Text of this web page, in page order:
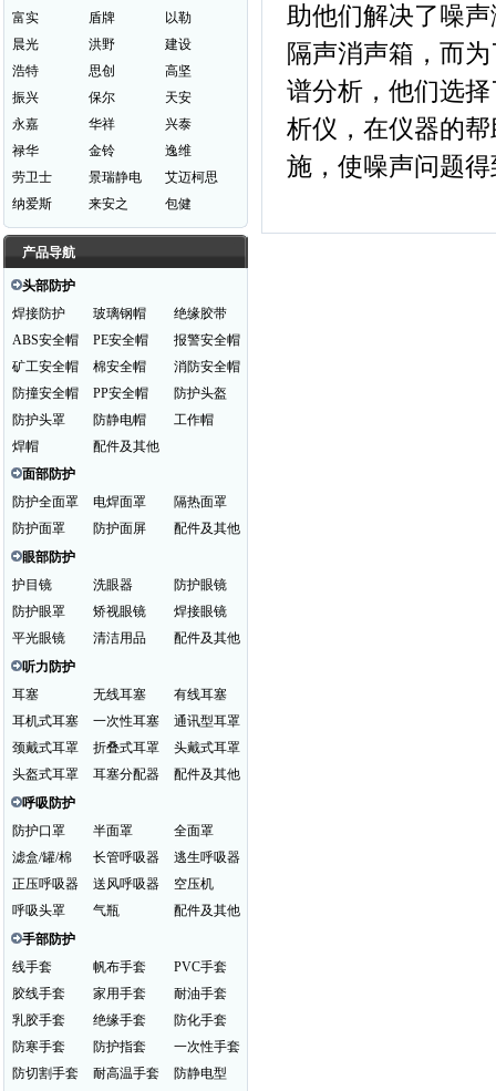
富实
盾牌
以勒
晨光
洪野
建设
浩特
思创
高坚
振兴
保尔
天安
永嘉
华祥
兴泰
禄华
金铃
逸维
劳卫士
景瑞静电
艾迈柯思
纳爱斯
来安之 包健
产品导航
头部防护
焊接防护
玻璃钢帽
绝缘胶带
ABS安全帽
PE安全帽
报警安全帽
矿工安全帽
棉安全帽
消防安全帽
防撞安全帽
PP安全帽
防护头盔
防护头罩
防静电帽
工作帽
焊帽
配件及其他
面部防护
防护全面罩
电焊面罩
隔热面罩
防护面罩
防护面屏
配件及其他
眼部防护
护目镜
洗眼器
防护眼镜
防护眼罩
矫视眼镜
焊接眼镜
平光眼镜
清洁用品
配件及其他
听力防护
耳塞
无线耳塞
有线耳塞
耳机式耳塞
一次性耳塞
通讯型耳罩
颈戴式耳罩
折叠式耳罩
头戴式耳罩
头盔式耳罩
耳塞分配器
配件及其他
呼吸防护
防护口罩
半面罩
全面罩
滤盒/罐/棉
长管呼吸器
逃生呼吸器
正压呼吸器
送风呼吸器
空压机
呼吸头罩
气瓶
配件及其他
手部防护
线手套
帆布手套
PVC手套
胶线手套
家用手套
耐油手套
乳胶手套
绝缘手套
防化手套
防寒手套
防护指套
一次性手套
防切割手套
耐高温手套
防静电型
助他们解决了噪
隔声消声箱，而
谱分析，他们选
析仪，在仪器的
施，使噪声问题